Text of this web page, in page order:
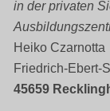
in der privaten
Heiko Czarnotta
Friedrich-Ebert-
45659